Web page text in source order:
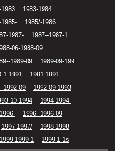
1983
1983-1984
1985-
1985/-1986
1987-
1987--1987-1
06-1988-09
1989-09
1989-09-199
1-1991
1991-1991-
1992-09
1992-09-1993
10-1994
1994-1994-
1996--1996-09
1997-1997/
1998-1998
1999-1999-1 1999-1-1s